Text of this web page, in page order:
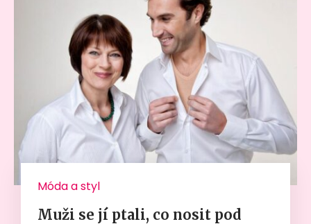
Móda a styl
Muži se jí ptali, co nosit pod